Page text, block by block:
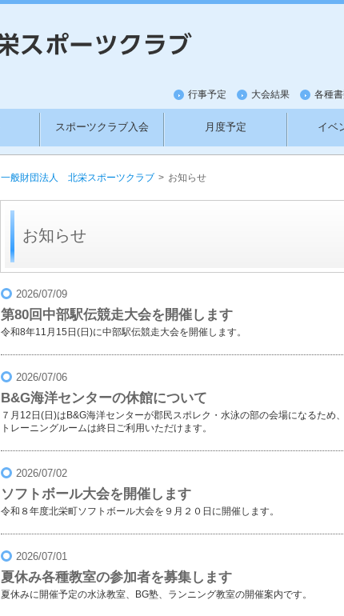
各種
大会結果
行事予定
スポーツクラブ入会 月度予定 イベ
新料金 ワットバイクの利用方法 お
一般財団法人 北栄スポーツクラブ > お知らせ
お知らせ
2026/07/09
第80回中部駅伝競走大会を開催します
令和8年11月15日(日)に中部駅伝競走大会を開催します。
2026/07/06
B&G海洋センターの休館について
７月12日(日)はB&G海洋センターが郡民スポレク・水泳の部の会場になるため
トレーニングルームは終日ご利用いただけます。
2026/07/02
ソフトボール大会を開催します
令和８年度北栄町ソフトボール大会を９月２０日に開催します。
2026/07/01
夏休み各種教室の参加者を募集します
夏休みに開催予定の水泳教室、BG塾、ランニング教室の開催案内です。